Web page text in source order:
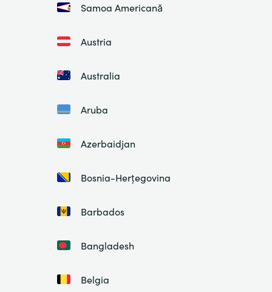
Samoa Americană
Austria
Australia
Aruba
Azerbaidjan
Bosnia-Herțegovina
Barbados
Bangladesh
Belgia